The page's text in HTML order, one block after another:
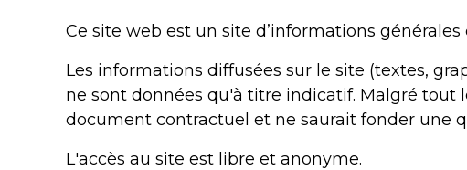
Ce site web est un site d’informations générales
Les informations diffusées sur le site (textes,
ne sont données qu'à titre indicatif. Malgré tout
document contractuel et ne saurait fonder une
L'accès au site est libre et anonyme.